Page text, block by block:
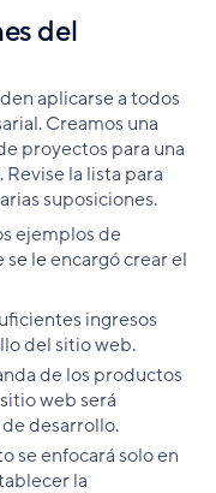
del
aplicarse a todos
Creamos una
proyectos para una
la lista para
suposiciones.
ejemplos de
le encargó crear el
ingresos
del sitio web.
de los productos
web será
desarrollo.
se enfocará solo en
la